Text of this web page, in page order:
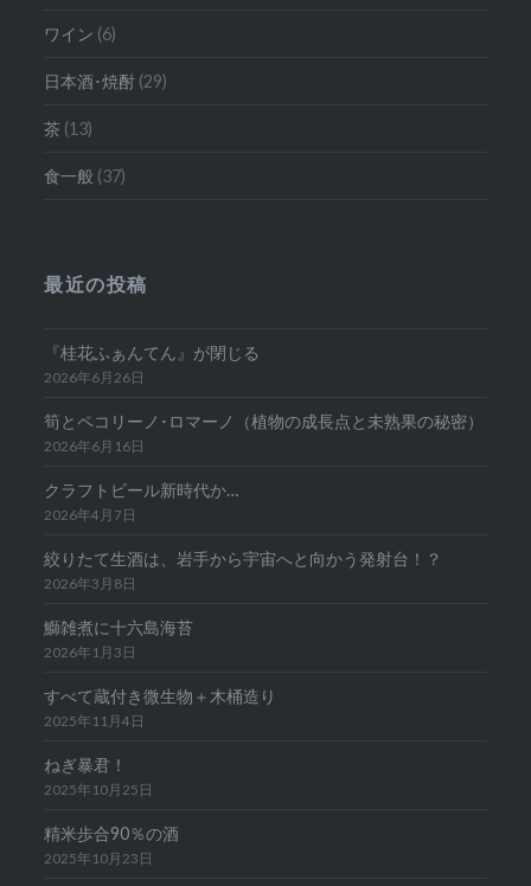
ワイン (6)
日本酒･焼酎 (29)
茶 (13)
食一般 (37)
最近の投稿
『桂花ふぁんてん』が閉じる
2026年6月26日
筍とペコリーノ･ロマーノ（植物の成長点と未熟果の秘密）
2026年6月16日
クラフトビール新時代か…
2026年4月7日
絞りたて生酒は、岩手から宇宙へと向かう発射台！？
2026年3月8日
鰤雑煮に十六島海苔
2026年1月3日
すべて蔵付き微生物＋木桶造り
2025年11月4日
ねぎ暴君！
2025年10月25日
精米歩合90％の酒
2025年10月23日